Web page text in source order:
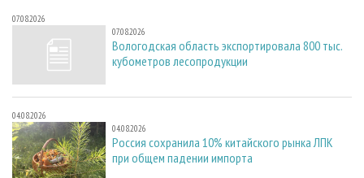
07.08.2026
07.08.2026
Вологодская область экспортировала 800 тыс.
кубометров лесопродукции
04.08.2026
04.08.2026
Россия сохранила 10% китайского рынка ЛПК
при общем падении импорта